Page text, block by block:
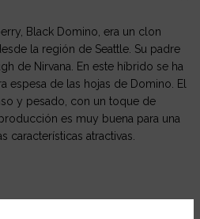
Black Domino, era un clon
la región de Seattle. Su padre
de Nirvana. En este híbrido se ha
espesa de las hojas de Domino. El
y pesado, con un toque de
es muy buena para una
características atractivas.